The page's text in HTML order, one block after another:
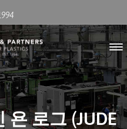
욘 로그 (JUDE